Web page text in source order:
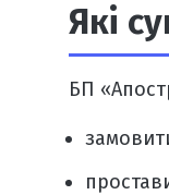
Які
БП